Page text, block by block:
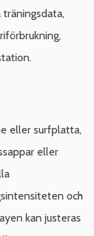
träningsdata,
eller surfplatta,
eller
och
kan justeras